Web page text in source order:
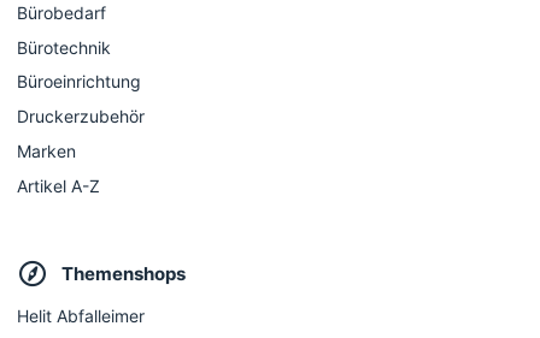
Bürobedarf
Bürotechnik
Büroeinrichtung
Druckerzubehör
Marken
Artikel A-Z
Themenshops
Helit Abfalleimer